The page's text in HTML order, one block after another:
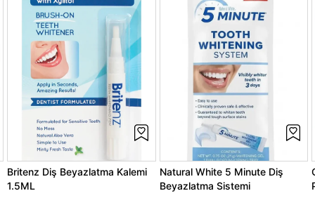
Britenz Diş Beyazlatma Kalemi
1.5ML
Natural White 5 Minute Diş
Beyazlatma Sistemi